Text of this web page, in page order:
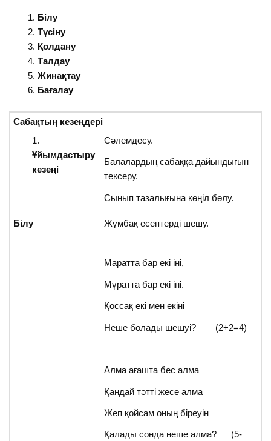
Білу
Түсіну
Қолдану
Талдау
Жинақтау
Бағалау
Сабақтың кезеңдері
Ұйымдастыру
кезеңі
Сәлемдесу.
Балалардың сабаққа дайындығын
тексеру.
Сынып тазалығына көңіл бөлу.
Білу Жұмбақ есептерді шешу.
Маратта бар екі іні,
Мұратта бар екі іні.
Қоссақ екі мен екіні
Неше болады шешуі? (2+2=4)
Алма ағашта бес алма
Қандай тәтті жесе алма
Жеп қойсам оның біреуін
Қалады сонда неше алма? (5-